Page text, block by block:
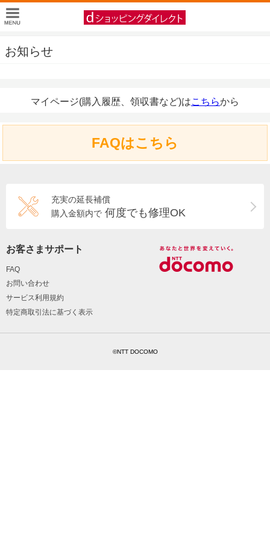
お知らせ
マイページ(購入履歴、領収書など)はこちらから
FAQはこちら
充実の延長補償
購入金額内で 何度でも修理OK
お客さまサポート
FAQ
お問い合わせ
サービス利用規約
特定商取引法に基づく表示
©NTT DOCOMO